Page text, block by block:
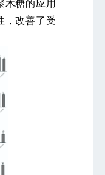
木糖的应用
，改善了受